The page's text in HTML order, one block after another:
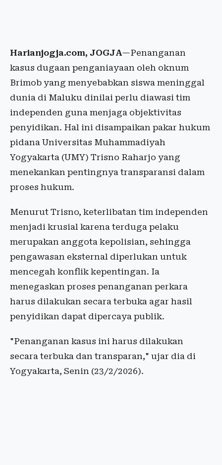
Harianjogja.com, JOGJA—Penanganan
kasus dugaan penganiayaan oleh oknum
Brimob yang menyebabkan siswa meninggal
dunia di Maluku dinilai perlu diawasi tim
independen guna menjaga objektivitas
penyidikan. Hal ini disampaikan pakar hukum
pidana Universitas Muhammadiyah
Yogyakarta (UMY) Trisno Raharjo yang
menekankan pentingnya transparansi dalam
proses hukum.
Menurut Trisno, keterlibatan tim independen
menjadi krusial karena terduga pelaku
merupakan anggota kepolisian, sehingga
pengawasan eksternal diperlukan untuk
mencegah konflik kepentingan. Ia
menegaskan proses penanganan perkara
harus dilakukan secara terbuka agar hasil
penyidikan dapat dipercaya publik.
"Penanganan kasus ini harus dilakukan
secara terbuka dan transparan," ujar dia di
Yogyakarta, Senin (23/2/2026).